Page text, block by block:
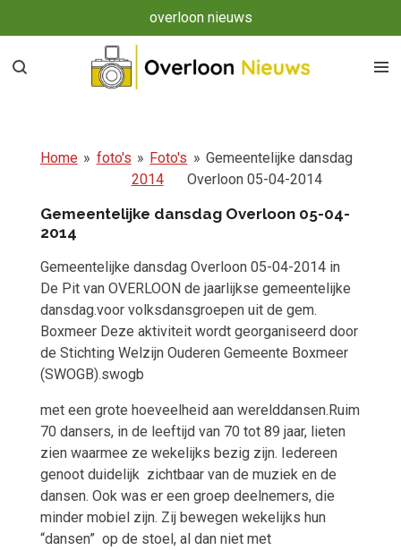
direct
naar
overloon nieuws
Home » foto's » Foto's
2014
» Gemeentelijke dansdag
Overloon 05-04-2014
Gemeentelijke dansdag Overloon 05-04-
2014
Gemeentelijke dansdag Overloon 05-04-2014 in
De Pit van OVERLOON de jaarlijkse gemeentelijke
dansdag.voor volksdansgroepen uit de gem.
Boxmeer Deze aktiviteit wordt georganiseerd door
de Stichting Welzijn Ouderen Gemeente Boxmeer
(SWOGB).swogb
met een grote hoeveelheid aan werelddansen.Ruim
70 dansers, in de leeftijd van 70 tot 89 jaar, lieten
zien waarmee ze wekelijks bezig zijn. Iedereen
genoot duidelijk zichtbaar van de muziek en de
dansen. Ook was er een groep deelnemers, die
minder mobiel zijn. Zij bewegen wekelijks hun
“dansen” op de stoel, al dan niet met